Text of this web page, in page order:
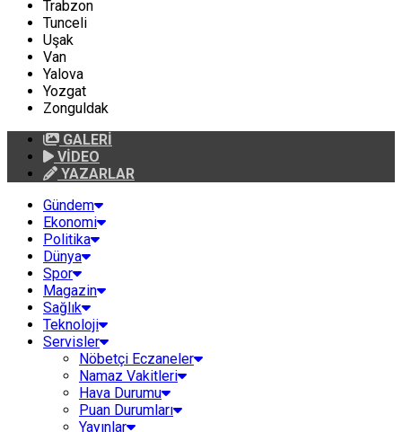
Trabzon
Tunceli
Uşak
Van
Yalova
Yozgat
Zonguldak
GALERİ
VİDEO
YAZARLAR
Gündem
Ekonomi
Politika
Dünya
Spor
Magazin
Sağlık
Teknoloji
Servisler
Nöbetçi Eczaneler
Namaz Vakitleri
Hava Durumu
Puan Durumları
Yayınlar